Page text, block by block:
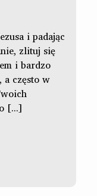
i padając
zlituj się
i bardzo
a często w
[...]